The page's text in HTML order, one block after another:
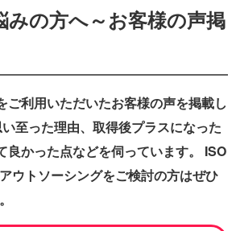
みの方へ～お客様の声掲
ご利用いただいたお客様の声を掲載し
至った理由、取得後プラスになった
良かった点などを伺っています。 ISO
ウトソーシングをご検討の方はぜひ